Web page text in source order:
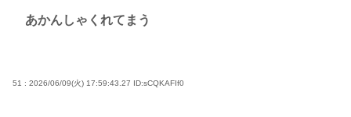
あかんしゃくれてまう
51 : 2026/06/09(火) 17:59:43.27 ID:sCQKAFIf0